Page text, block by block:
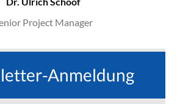
Project Manager
Anmeldung